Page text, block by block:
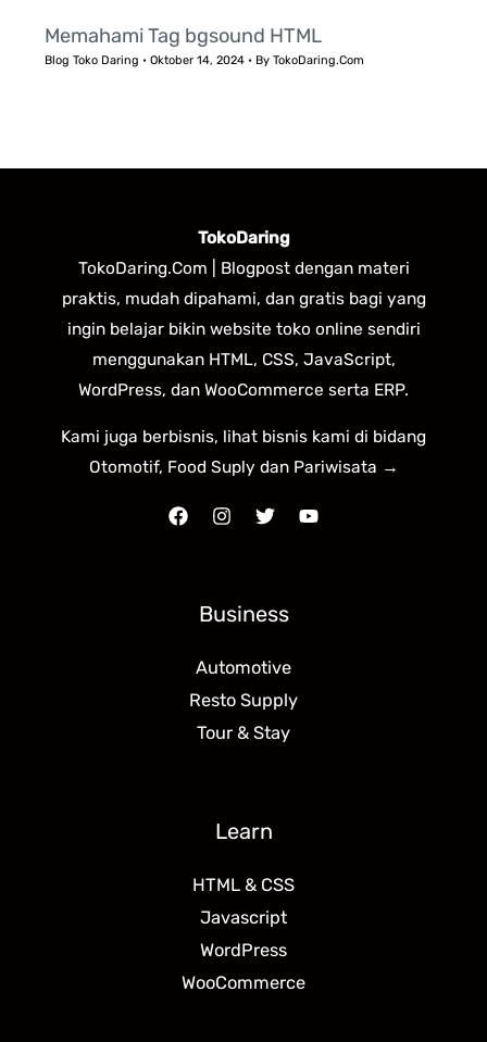
Memahami Tag bgsound HTML
Blog Toko Daring •Oktober 14, 2024 • ByTokoDaring.Com
TokoDaring
TokoDaring.Com | Blogpost dengan materi
praktis, mudah dipahami, dan gratis bagi yang
ingin belajar bikin website toko online sendiri
menggunakan HTML, CSS, JavaScript,
WordPress, dan WooCommerce serta ERP.
Kami juga berbisnis, lihat bisnis kami di bidang
Otomotif, Food Suply dan Pariwisata →
Business
Automotive
Resto Supply
Tour & Stay
Learn
HTML & CSS
Javascript
WordPress
WooCommerce